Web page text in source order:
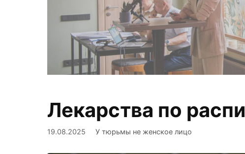
Право на
а норма
Лекарства по
19.08.2025 У тюрьмы не женское лицо